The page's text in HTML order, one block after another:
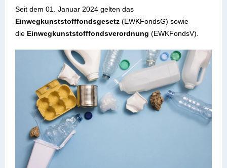
Seit dem 01. Januar 2024 gelten das
Einwegkunststofffondsgesetz (EWKFondsG) sowie
die Einwegkunststofffondsverordnung (EWKFondsV).